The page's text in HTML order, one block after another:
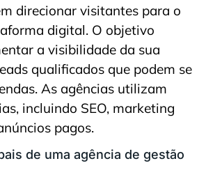
direcionar visitantes para o
digital. O objetivo
a visibilidade da sua
qualificados que podem se
As agências utilizam
incluindo SEO, marketing
pagos.
de uma agência de gestão